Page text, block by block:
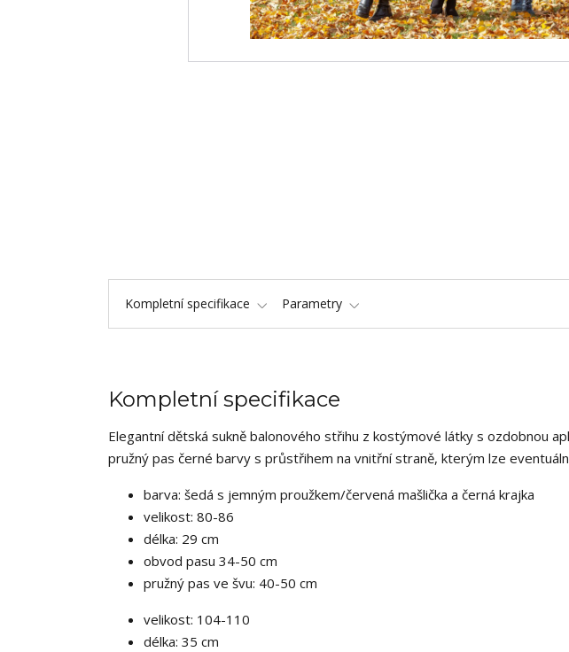
Kompletní specifikace Parametry
Kompletní specifikace
Elegantní dětská sukně balonového střihu z kostýmové látky s ozdobnou
pružný pas černé barvy s průstřihem na vnitřní straně, kterým lze
barva: šedá s jemným proužkem/červená mašlička a černá krajka
velikost: 80-86
délka: 29 cm
obvod pasu 34-50 cm
pružný pas ve švu: 40-50 cm
velikost: 104-110
délka: 35 cm